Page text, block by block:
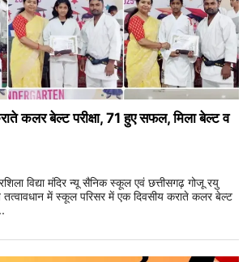
कलर बेल्ट परीक्षा, 71 हुए सफल, मिला बेल्ट व
विद्या मंदिर न्यू सैनिक स्कूल एवं छत्तीसगढ़ गोजू रयु
में स्कूल परिसर में एक दिवसीय कराते कलर बेल्ट